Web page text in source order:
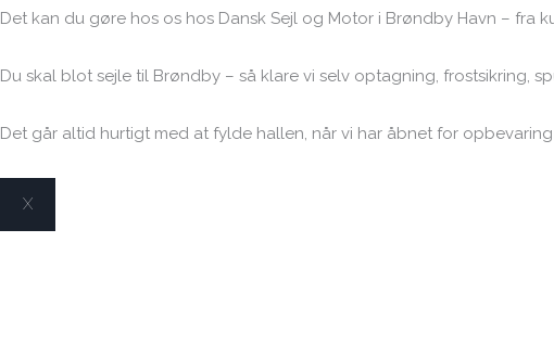
Det kan du gøre hos os hos Dansk Sejl og Motor i Brøndby Havn – fra
Du skal blot sejle til Brøndby – så klare vi selv optagning, frostsikring,
Det går altid hurtigt med at fylde hallen, når vi har åbnet for
X